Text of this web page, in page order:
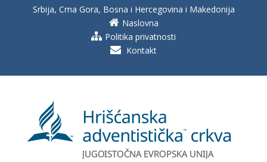
Srbija, Crna Gora, Bosna i Hercegovina i Makedonija
Naslovna
Politika privatnosti
Kontakt